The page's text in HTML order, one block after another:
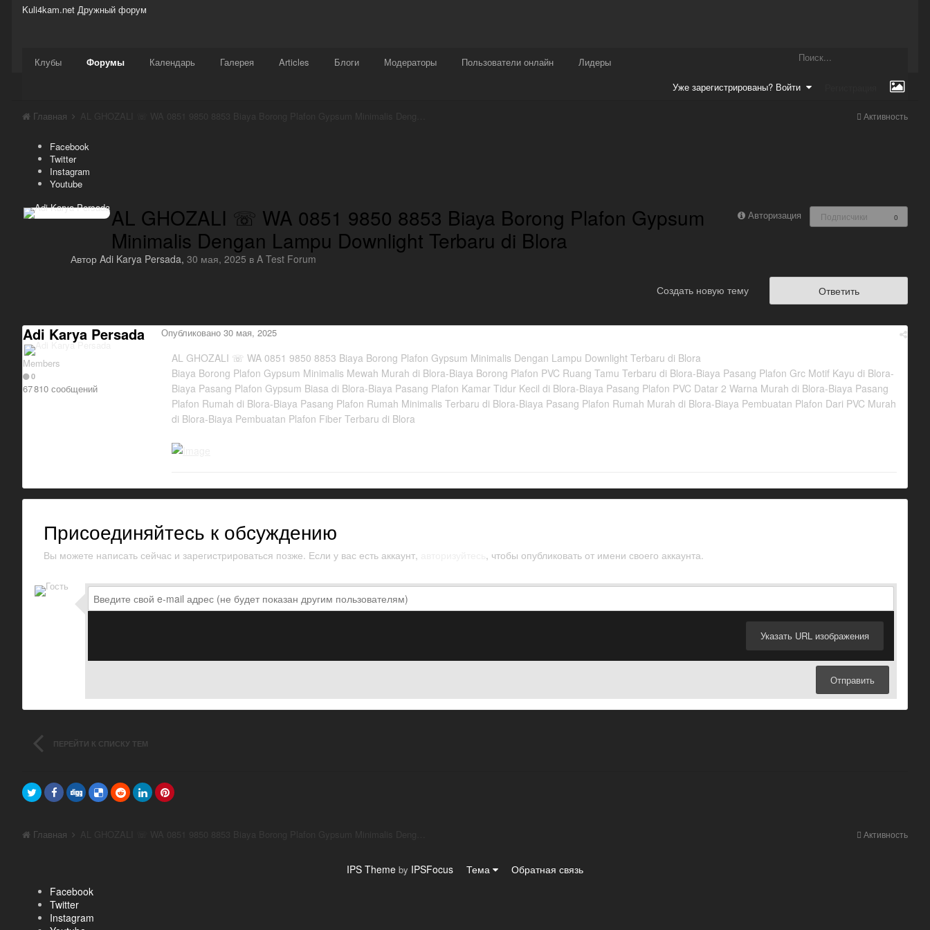
Kuli4kam.net Дружный форум
Сайт
Клубы Форумы Календарь Галерея Articles Блоги Модераторы Пользователи онлайн Лидеры
Активность Support Магазин Награды Чат Больше
Уже зарегистрированы? Войти
Активность
Главная
Facebook
Twitter
Instagram
Youtube
Авторизация Подписчики 0
AL GHOZALI ☏ WA 0851 9850 8853 Biaya Borong Plafon Gypsum
Minimalis Dengan Lampu Downlight Terbaru di Blora
Автор Adi Karya Persada, 30 мая, 2025 в A Test Forum
Ответить
Создать новую тему
Adi Karya Persada
Members
0
67 810 сообщений
Опубликовано 30 мая, 2025
AL GHOZALI ☏ WA 0851 9850 8853 Biaya Borong Plafon Gypsum Minimalis Dengan Lampu Downlight Terbaru di Blora
Biaya Borong Plafon Gypsum Minimalis Mewah Murah di Blora-Biaya Borong Plafon PVC Ruang Tamu Terbaru di Blora-Biaya Pasang Plafon Grc Motif Kayu di Blora-
Biaya Pasang Plafon Gypsum Biasa di Blora-Biaya Pasang Plafon Kamar Tidur Kecil di Blora-Biaya Pasang Plafon PVC Datar 2 Warna Murah di Blora-Biaya Pasang
Plafon Rumah di Blora-Biaya Pasang Plafon Rumah Minimalis Terbaru di Blora-Biaya Pasang Plafon Rumah Murah di Blora-Biaya Pembuatan Plafon Dari PVC Murah
di Blora-Biaya Pembuatan Plafon Fiber Terbaru di Blora
Присоединяйтесь к обсуждению
Вы можете написать сейчас и зарегистрироваться позже. Если у вас есть аккаунт, , чтобы опубликовать от имени своего аккаунта.
Указать URL изображения
Отправить
ПЕРЕЙТИ К СПИСКУ ТЕМ
Активность
Главная
IPS Theme by IPSFocus Тема
Обратная связь
Facebook
Twitter
Instagram